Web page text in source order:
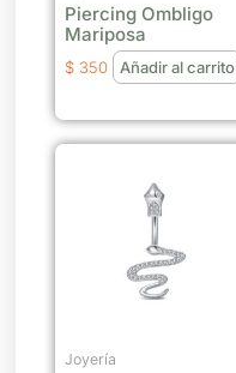
Piercing Ombligo
Mariposa
$ 350 Añadir al carrito
Joyería